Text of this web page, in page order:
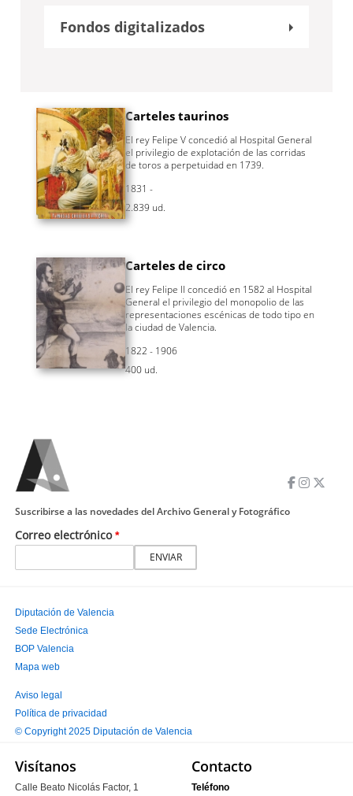
Fondos digitalizados
Carteles taurinos
El rey Felipe V concedió al Hospital General
el privilegio de explotación de las corridas
de toros a perpetuidad en 1739.
1831 -
2.839 ud.
Carteles de circo
El rey Felipe II concedió en 1582 al Hospital
General el privilegio del monopolio de las
representaciones escénicas de todo tipo en
la ciudad de Valencia.
1822 - 1906
400 ud.
Correo electrónico
Suscribirse a las novedades del Archivo General y Fotográfico
PIE
PRINCIPAL
Diputación de Valencia
Sede Electrónica
BOP Valencia
Mapa web
PIE
SECUNDARIO
Aviso legal
Política de privacidad
© Copyright 2025 Diputación de Valencia
Visítanos
Calle Beato Nicolás Factor, 1
Contacto
Teléfono